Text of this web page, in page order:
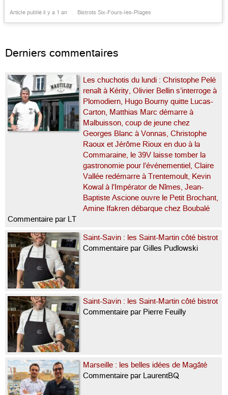
le Bistrot, qui fait à la fois café de village […]...
Article publié il y a 1 an Bistrots Six-Fours-les-Plages
Derniers commentaires
Les chuchotis du lundi : Christophe Pelé
renaît à Kérity, Olivier Bellin s’interroge à
Plomodiern, Hugo Bourny quitte Lucas-
Carton, Matthias Marc démarre à
Malbuisson, coup de jeune chez
Georges Blanc à Vonnas, Christophe
Raoux et Jérôme Rioux en duo à la
Commaraine, le 39V laisse tomber la
gastronomie pour l’événementiel, Claire
Vallée redémarre à Trentemoult, Kevin
Kowal à l’Impérator de Nîmes, Jean-
Baptiste Ascione ouvre le Petit Brochant,
Amine Ifakren débarque chez Boubalé
Commentaire par LT
Saint-Savin : les Saint-Martin côté bistrot
Commentaire par Gilles Pudlowski
Saint-Savin : les Saint-Martin côté bistrot
Commentaire par Pierre Feuilly
Marseille : les belles idées de Magâté
Commentaire par LaurentBQ